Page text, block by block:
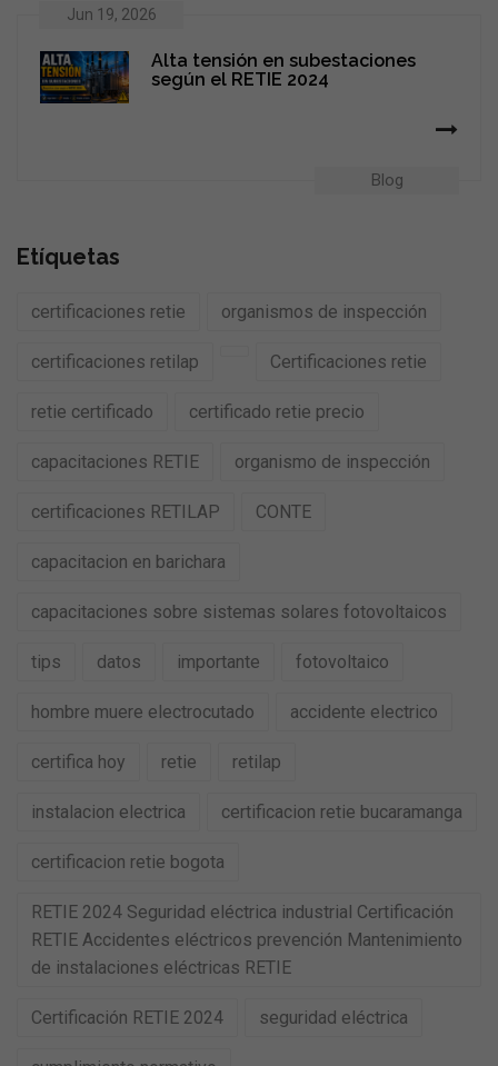
Jun 19, 2026
Blog
Alta tensión en subestaciones
según el RETIE 2024
Etíquetas
certificaciones retie organismos de inspección
certificaciones retilap Certificaciones retie
retie certificado certificado retie precio
capacitaciones RETIE organismo de inspección
certificaciones RETILAP CONTE
capacitacion en barichara
capacitaciones sobre sistemas solares fotovoltaicos
tips datos importante fotovoltaico
hombre muere electrocutado accidente electrico
certifica hoy retie retilap
instalacion electrica certificacion retie bucaramanga
certificacion retie bogota
RETIE 2024 Seguridad eléctrica industrial Certificación
RETIE Accidentes eléctricos prevención Mantenimiento
de instalaciones eléctricas RETIE
Certificación RETIE 2024 seguridad eléctrica